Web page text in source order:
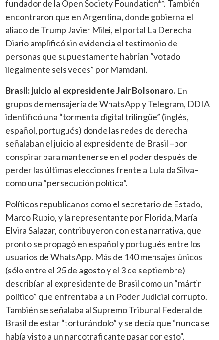
fundador de la Open Society Foundation**. También
encontraron que en Argentina, donde gobierna el
aliado de Trump Javier Milei, el portal La Derecha
Diario amplificó sin evidencia el testimonio de
personas que supuestamente habrían “votado
ilegalmente seis veces” por Mamdani.
Brasil: juicio al expresidente Jair Bolsonaro. En
grupos de mensajería de WhatsApp y Telegram, DDIA
identificó una “tormenta digital trilingüe” (inglés,
español, portugués) donde las redes de derecha
señalaban el juicio al expresidente de Brasil –por
conspirar para mantenerse en el poder después de
perder las últimas elecciones frente a Lula da Silva–
como una “persecución política”.
Políticos republicanos como el secretario de Estado,
Marco Rubio, y la representante por Florida, María
Elvira Salazar, contribuyeron con esta narrativa, que
pronto se propagó en español y portugués entre los
usuarios de WhatsApp. Más de 140 mensajes únicos
(sólo entre el 25 de agosto y el 3 de septiembre)
describían al expresidente de Brasil como un “mártir
político” que enfrentaba a un Poder Judicial corrupto.
También se señalaba al Supremo Tribunal Federal de
Brasil de estar “torturándolo” y se decía que “nunca se
había visto a un narcotraficante pasar por esto".